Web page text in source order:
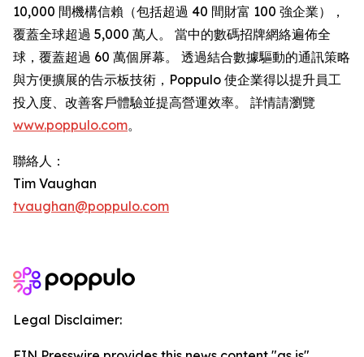
10,000 間機構信賴（包括超過 40 間財富 100 強企業），
覆蓋全球超過 5,000 萬人。 當中的數碼招牌網絡遍佈全
球，覆蓋超過 60 萬個屏幕。 透過結合數據驅動的通訊策略
與方便擴展的告示板技術，Poppulo 使企業得以提升員工
投入度、改善客戶體驗並提高營運效率。 詳情請瀏覽
www.poppulo.com。
聯絡人：
Tim Vaughan
tvaughan@poppulo.com
Legal Disclaimer: